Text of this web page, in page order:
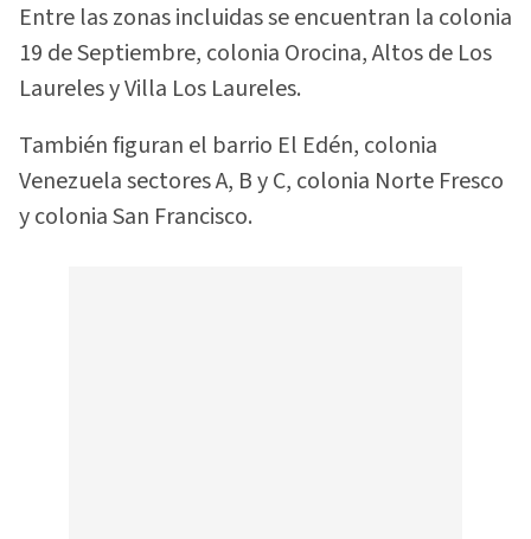
Entre las zonas incluidas se encuentran la colonia
19 de Septiembre, colonia Orocina, Altos de Los
Laureles y Villa Los Laureles.
También figuran el barrio El Edén, colonia
Venezuela sectores A, B y C, colonia Norte Fresco
y colonia San Francisco.